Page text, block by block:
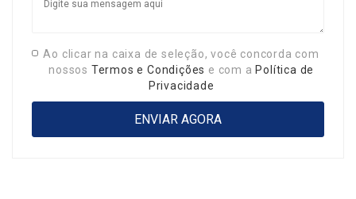
Ao clicar na caixa de seleção, você concorda com
nossos Termos e Condições e com a Política de
Privacidade